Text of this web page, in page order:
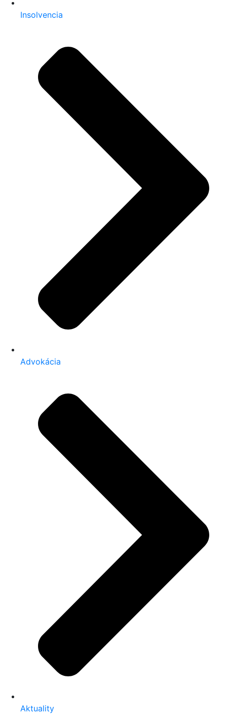
Insolvencia
Advokácia
Aktuality